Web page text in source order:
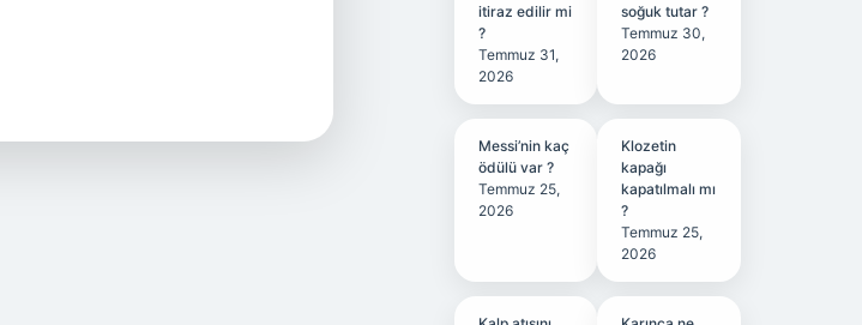
itiraz edilir mi
?
Temmuz 31,
2026
soğuk tutar ?
Temmuz 30,
2026
Messi’nin kaç
ödülü var ?
Temmuz 25,
2026
Klozetin
kapağı
kapatılmalı mı
?
Temmuz 25,
2026